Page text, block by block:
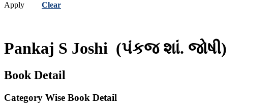
Apply Clear
Pankaj S Joshi (પંકજ શાં. જોષી)
Book Detail
Category Wise Book Detail